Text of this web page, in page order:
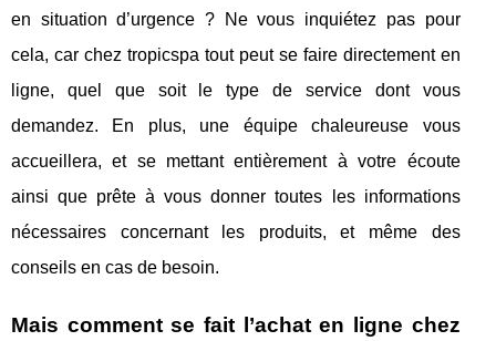
en situation d’urgence ? Ne vous inquiétez pas pour
cela, car chez tropicspa tout peut se faire directement en
ligne, quel que soit le type de service dont vous
demandez. En plus, une équipe chaleureuse vous
accueillera, et se mettant entièrement à votre écoute
ainsi que prête à vous donner toutes les informations
nécessaires concernant les produits, et même des
conseils en cas de besoin.
Mais comment se fait l’achat en ligne chez